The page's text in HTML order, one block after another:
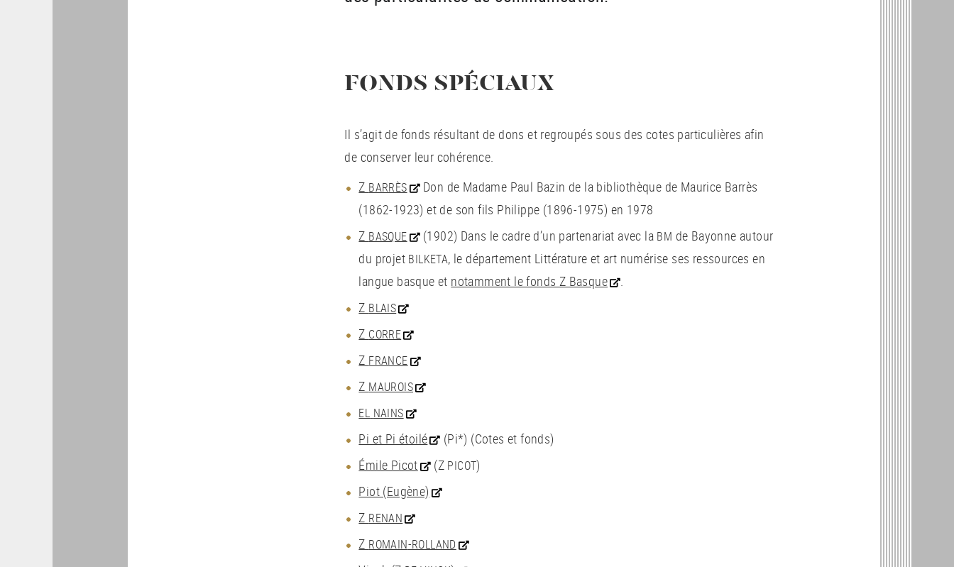
FONDS SPÉCIAUX
Il s’agit de fonds résultant de dons et regroupés sous des cotes particulières afin
de conserver leur cohérence.
Z BARRÈS
Don de Madame Paul Bazin de la bibliothèque de Maurice Barrès
(1862-1923) et de son fils Philippe (1896-1975) en 1978
Z BASQUE (1902) Dans le cadre d’un partenariat avec la BM de Bayonne autour
du projet BILKETA, le département Littérature et art numérise ses ressources en
langue basque et notamment le fonds Z Basque
.
Z BLAIS
Z CORRE
Z FRANCE
Z MAUROIS
EL NAINS
Pi et Pi étoilé
(Pi*) (Cotes et fonds)
Émile Picot
(Z PICOT)
Piot (Eugène)
Z RENAN
Z ROMAIN-ROLLAND